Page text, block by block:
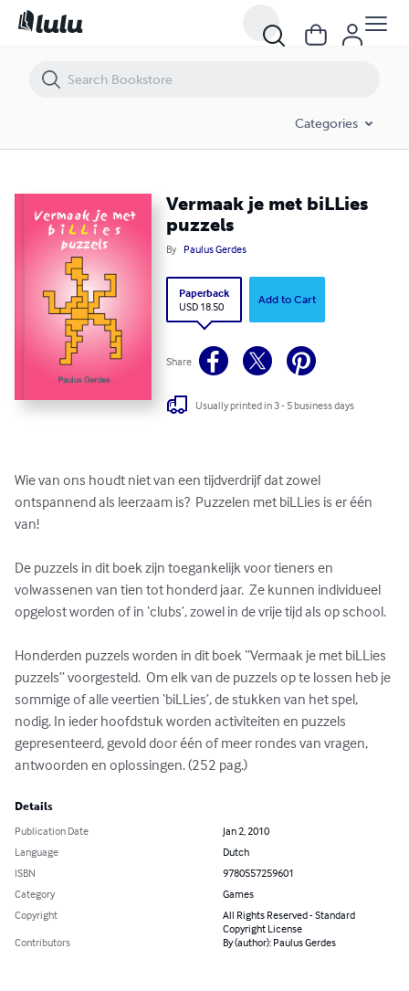
Categories
Vermaak je met biLLies
puzzels
By Paulus Gerdes
Paperback
USD 18.50
Add to Cart
Share
Usually printed in 3 - 5 business days
Wie van ons houdt niet van een tijdverdrijf dat zowel
ontspannend als leerzaam is?  Puzzelen met biLLies is er één
van!
De puzzels in dit boek zijn toegankelijk voor tieners en
volwassenen van tien tot honderd jaar.  Ze kunnen individueel
opgelost worden of in ‘clubs’, zowel in de vrije tijd als op school.
Honderden puzzels worden in dit boek “Vermaak je met biLLies
puzzels” voorgesteld.  Om elk van de puzzels op te lossen heb je
sommige of alle veertien ‘biLLies’, de stukken van het spel,
nodig. In ieder hoofdstuk worden activiteiten en puzzels
gepresenteerd, gevold door één of meer rondes van vragen,
antwoorden en oplossingen. (252 pag.)
Details
Publication Date
Jan 2, 2010
Language
Dutch
ISBN
9780557259601
Category
Games
Copyright
All Rights Reserved - Standard
Copyright License
Contributors
By (author): Paulus Gerdes
Vermaak je met biLLies puzzels